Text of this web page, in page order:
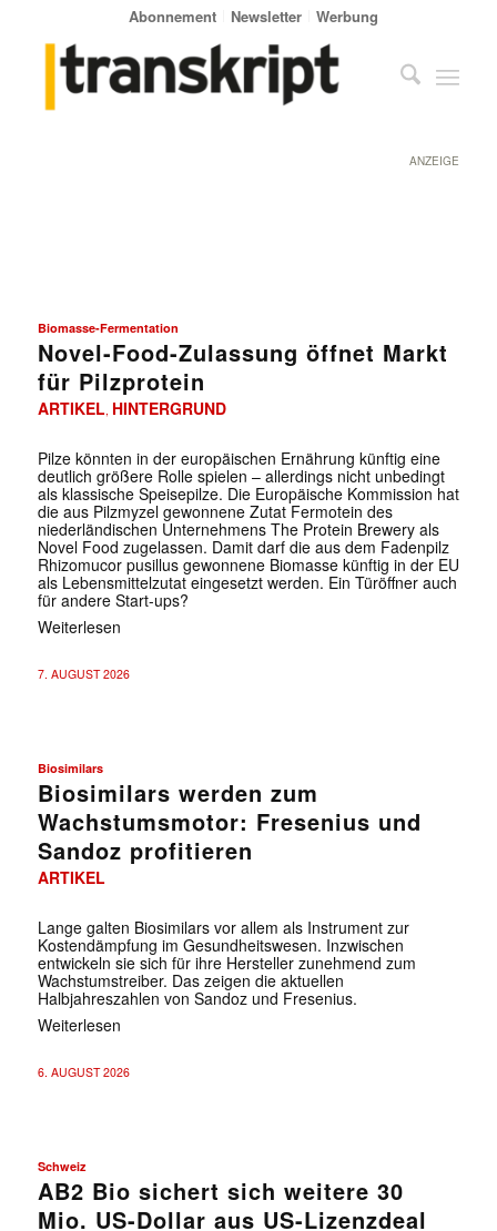
Abonnement Newsletter Werbung
ANZEIGE
Biomasse-Fermentation
Novel-Food-Zulassung öffnet Markt
für Pilzprotein
ARTIKEL HINTERGRUND
Pilze könnten in der europäischen Ernährung künftig eine
deutlich größere Rolle spielen – allerdings nicht unbedingt
als klassische Speisepilze. Die Europäische Kommission hat
die aus Pilzmyzel gewonnene Zutat Fermotein des
niederländischen Unternehmens The Protein Brewery als
Novel Food zugelassen. Damit darf die aus dem Fadenpilz
Rhizomucor pusillus gewonnene Biomasse künftig in der EU
als Lebensmittelzutat eingesetzt werden. Ein Türöffner auch
für andere Start-ups?
Weiterlesen
7. AUGUST 2026
Biosimilars
Biosimilars werden zum
Wachstumsmotor: Fresenius und
Sandoz profitieren
ARTIKEL
Lange galten Biosimilars vor allem als Instrument zur
Kostendämpfung im Gesundheitswesen. Inzwischen
entwickeln sie sich für ihre Hersteller zunehmend zum
Wachstumstreiber. Das zeigen die aktuellen
Halbjahreszahlen von Sandoz und Fresenius.
Weiterlesen
6. AUGUST 2026
Schweiz
AB2 Bio sichert sich weitere 30
Mio. US-Dollar aus US-Lizenzdeal